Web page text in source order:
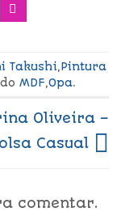
Takushi,Pintura
MDF,Opa.
Oliveira –
Casual
comentar.